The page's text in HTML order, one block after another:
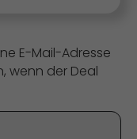
E-Mail-Adresse
wenn der Deal